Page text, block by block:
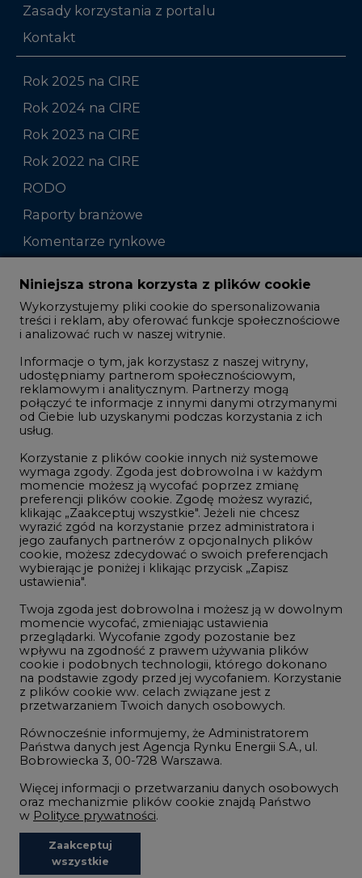
Zasady korzystania z portalu
Kontakt
Rok 2025 na CIRE
Rok 2024 na CIRE
Rok 2023 na CIRE
Rok 2022 na CIRE
RODO
Raporty branżowe
Komentarze rynkowe
Zmiany kadrowe na rynku
Studio CIRE
Rozmowy o energetyce
Gospodarka
Geopolityka
LTE450
Innowacje i AI
Telekomunikacja i IT
Handel emisjami CO2
Wodór
Górnictwo
Atom
Fotowoltaika
Offshore wind
Zielone samorządy
Zielona gospodarka
©2002-2021 - 2026
REDAKCJA@CIRE.PL
Niniejsza strona korzysta z plików cookie
Wykorzystujemy pliki cookie do spersonalizowania
treści i reklam, aby oferować funkcje społecznościowe
i analizować ruch w naszej witrynie.
Informacje o tym, jak korzystasz z naszej witryny,
udostępniamy partnerom społecznościowym,
reklamowym i analitycznym. Partnerzy mogą
połączyć te informacje z innymi danymi otrzymanymi
od Ciebie lub uzyskanymi podczas korzystania z ich
usług.
Korzystanie z plików cookie innych niż systemowe
wymaga zgody. Zgoda jest dobrowolna i w każdym
momencie możesz ją wycofać poprzez zmianę
preferencji plików cookie. Zgodę możesz wyrazić,
klikając „Zaakceptuj wszystkie". Jeżeli nie chcesz
wyrazić zgód na korzystanie przez administratora i
jego zaufanych partnerów z opcjonalnych plików
cookie, możesz zdecydować o swoich preferencjach
wybierając je poniżej i klikając przycisk „Zapisz
ustawienia".
Twoja zgoda jest dobrowolna i możesz ją w dowolnym
momencie wycofać, zmieniając ustawienia
przeglądarki. Wycofanie zgody pozostanie bez
wpływu na zgodność z prawem używania plików
cookie i podobnych technologii, którego dokonano
na podstawie zgody przed jej wycofaniem. Korzystanie
z plików cookie ww. celach związane jest z
przetwarzaniem Twoich danych osobowych.
Równocześnie informujemy, że Administratorem
Państwa danych jest Agencja Rynku Energii S.A., ul.
Bobrowiecka 3, 00-728 Warszawa.
Więcej informacji o przetwarzaniu danych osobowych
oraz mechanizmie plików cookie znajdą Państwo
w Polityce prywatności.
Zaakceptuj
wszystkie